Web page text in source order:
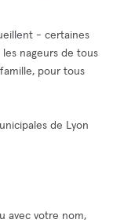
- certaines
nageurs de tous
pour tous
de Lyon
avec votre nom,